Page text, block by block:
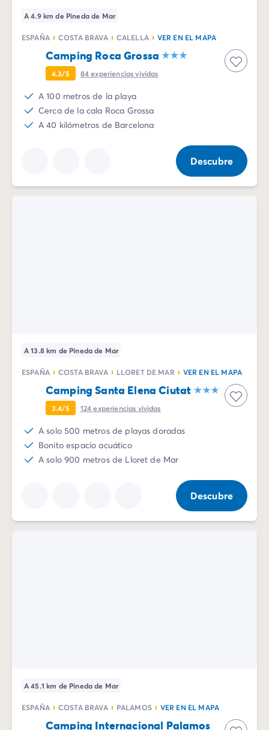
A 4.9 km de Pineda de Mar
ESPAÑA COSTA BRAVA CALELLA VER EN EL MAPA
Camping Roca Grossa
4.3/5 84experiencias vividas
A 100 metros de la playa
Cerca de la cala Roca Grossa
A 40 kilómetros de Barcelona
Descubre
A 13.8 km de Pineda de Mar
ESPAÑA COSTA BRAVA LLORET DE MAR VER EN EL MAPA
Camping Santa Elena Ciutat
3.4/5 124experiencias vividas
A solo 500 metros de playas doradas
Bonito espacio acuático
A solo 900 metros de Lloret de Mar
Descubre
A 45.1 km de Pineda de Mar
ESPAÑA COSTA BRAVA PALAMOS VER EN EL MAPA
Camping Internacional Palamos